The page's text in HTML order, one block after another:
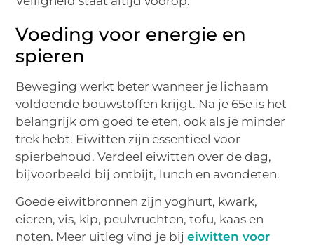
Voeding voor energie en
spieren
Beweging werkt beter wanneer je lichaam
voldoende bouwstoffen krijgt. Na je 65e is het
belangrijk om goed te eten, ook als je minder
trek hebt. Eiwitten zijn essentieel voor
spierbehoud. Verdeel eiwitten over de dag,
bijvoorbeeld bij ontbijt, lunch en avondeten.
Goede eiwitbronnen zijn yoghurt, kwark,
eieren, vis, kip, peulvruchten, tofu, kaas en
noten. Meer uitleg vind je bijeiwitten voor